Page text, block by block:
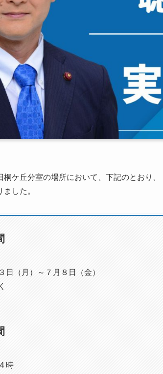
桐ケ丘分室の場所において、下記のとおり
した。
日（月）～７月８日（金）
時